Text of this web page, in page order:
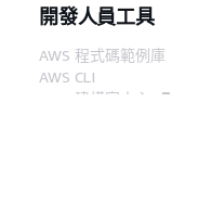
開發人員工具
AWS 程式碼範例庫
AWS CLI
AWS 建構家中心